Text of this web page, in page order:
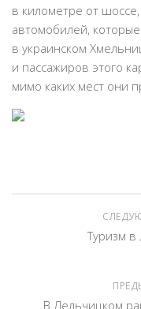
в километре от
автомобилей,
в украинском
и пассажиров этого
мимо каких мест они
Туризм
В Лельчицком